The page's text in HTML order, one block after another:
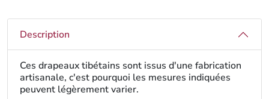
Description
Ces drapeaux tibétains sont issus d'une fabrication
artisanale, c'est pourquoi les mesures indiquées
peuvent légèrement varier.